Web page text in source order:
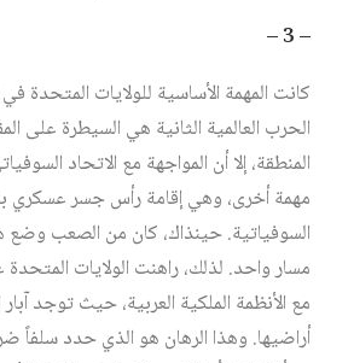
– 3 –
كانت المهمة الأساسية للولايات المتحدة
الحرب العالمية الثانية هي السيطرة على
المنطقة، إلا أن المواجهة مع الاتحاد
مهمة أخرى، وهي إقامة رأس جسر عسكري
السوفياتية. حينذاك، كان من الصعب
مسار واحد. لذلك، راهنت الولايات المتحدة
مع الأنظمة الملكية العربية، حيث توجد
أراضيها. وهذا الرهان هو الذي حدد سلفاً